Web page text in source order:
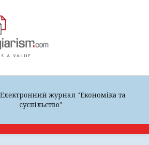
журнал "Економіка та
суспільство"